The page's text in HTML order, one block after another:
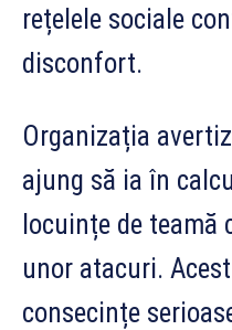
rețelele sociale
disconfort.
Organizația
ajung să ia în
locuințe de teamă
unor atacuri.
consecințe